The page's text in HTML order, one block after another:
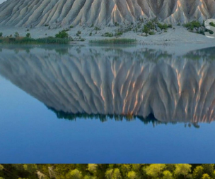
Naturaleza
Spots